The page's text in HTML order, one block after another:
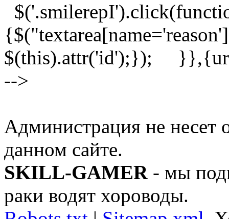
$(this).attr('id');});
-->
Администрация не несет
данном сайте.
SKILL-GAMER- мы
раки водят хороводы.